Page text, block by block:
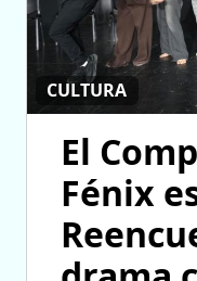
CULTURA
El
Fénix